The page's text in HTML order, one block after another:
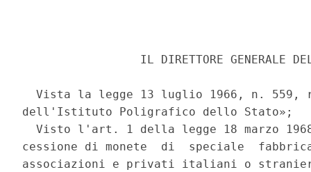
IL DIRETTORE GENERALE
Vista la legge 13 luglio 1966, n. 559,
dell'Istituto Poligrafico dello Stato»;
Visto l'art. 1 della legge 18 marzo
cessione di monete  di  speciale
associazioni e privati italiani o